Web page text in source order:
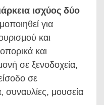
ισχύος δύο
για
και
και
σε ξενοδοχεία,
σε
συναυλίες, μουσεία